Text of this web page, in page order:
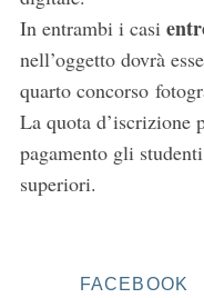
In entrambi i casi
nell’oggetto dovrà
quarto concorso
La quota d’iscrizione
pagamento gli
superiori.
FACEBOOK